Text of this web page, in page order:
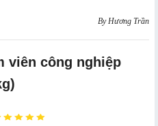
By Hương Trần
viên công nghiệp